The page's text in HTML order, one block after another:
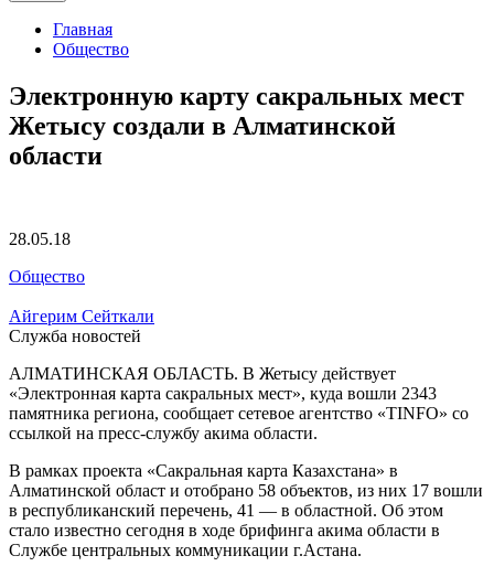
Главная
Общество
Электронную карту сакральных мест
Жетысу создали в Алматинской
области
28.05.18
Общество
Айгерим Сейткали
Служба новостей
АЛМАТИНСКАЯ ОБЛАСТЬ. В Жетысу действует
«Электронная карта сакральных мест», куда вошли 2343
памятника региона, сообщает сетевое агентство «TINFO» со
ссылкой на пресс-службу акима области.
В рамках проекта «Сакральная карта Казахстана» в
Алматинской област и отобрано 58 объектов, из них 17 вошли
в республиканский перечень, 41 — в областной. Об этом
стало известно сегодня в ходе брифинга акима области в
Службе центральных коммуникации г.Астана.